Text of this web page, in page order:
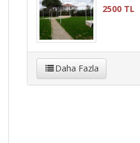
2500 TL
Daha Fazla